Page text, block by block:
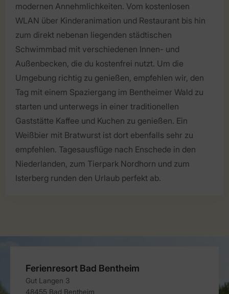
modernen Annehmlichkeiten. Vom kostenlosen
WLAN über Kinderanimation und Restaurant bis hin
zum direkt nebenan liegenden städtischen
Schwimmbad mit verschiedenen Innen- und
Außenbecken, die du kostenfrei nutzt. Um die
Umgebung richtig zu genießen, empfehlen wir, den
Tag mit einem Spaziergang im Bentheimer Wald zu
starten und unterwegs in einer traditionellen
Gaststätte Kaffee und Kuchen zu genießen. Ein
Weißbier mit Bratwurst ist dort ebenfalls sehr zu
empfehlen. Tagesausflüge nach Enschede in den
Niederlanden, zum Tierpark Nordhorn und zum
Isterberg runden den Urlaub perfekt ab.